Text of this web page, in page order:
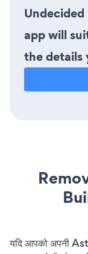
app will
the details
यदि आपको अपनी